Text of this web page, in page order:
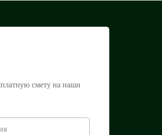
смету на наши